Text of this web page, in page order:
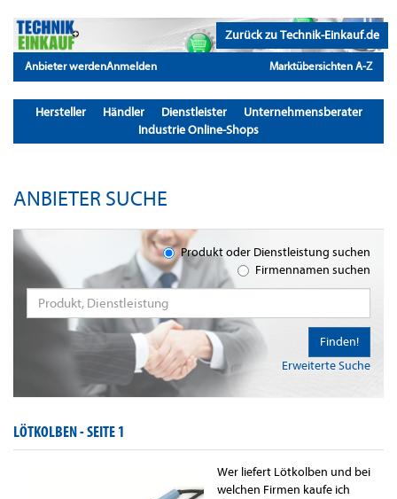
Zurück zu Technik-Einkauf.de
Anbieter werdenAnmelden Marktübersichten A-Z
Hersteller Händler Dienstleister
Unternehmensberater
Industrie Online-Shops
ANBIETER SUCHE
Produkt oder Dienstleistung suchen
Firmennamen suchen
Erweiterte Suche
Finden!
LÖTKOLBEN -SEITE 1
Wer liefert Lötkolben und bei
welchen Firmen kaufe ich